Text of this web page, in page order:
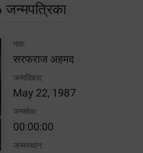
नाव:
सरफराज अहमद
जन्मदिवस:
May 22, 1987
जन्मवेळ:
00:00:00
जन्मस्थान: